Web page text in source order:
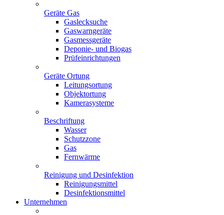
Geräte Gas
Gaslecksuche
Gaswarngeräte
Gasmessgeräte
Deponie- und Biogas
Prüfeinrichtungen
Geräte Ortung
Leitungsortung
Objektortung
Kamerasysteme
Beschriftung
Wasser
Schutzzone
Gas
Fernwärme
Reinigung und Desinfektion
Reinigungsmittel
Desinfektionsmittel
Unternehmen